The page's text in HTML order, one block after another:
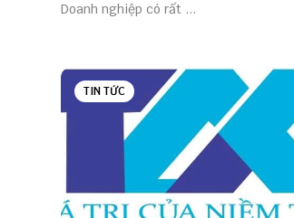
Doanh nghiệp có rất ...
TIN TỨC